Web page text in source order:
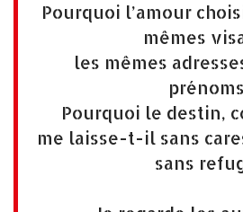
Pourquoi l’amour
mêmes
les mêmes
Pourquoi le destin,
me laisse-t-il sans
sans